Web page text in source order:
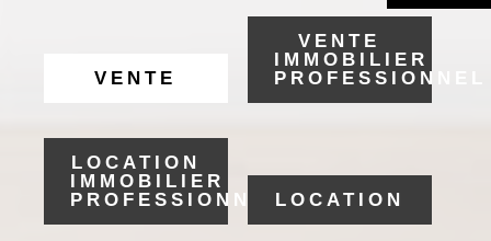
VENTE
VENTE
IMMOBILIER
PROFESSIONNEL
LOCATION
IMMOBILIER
PROFESSIONNELLOCATION